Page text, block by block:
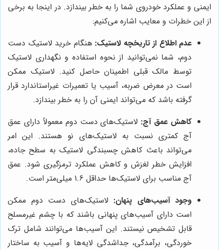
ایمنی و عملکرد خودروی شما را به خطر بیندازد. در اینجا به برخی
از این خطرات و معایب اشاره می‌کنیم:
عدم اطلاع از تاریخچه لاستیک: هنگام خرید لاستیک دست
دوم، شما نمی‌توانید از نحوه استفاده و نگهداری لاستیک
توسط مالک قبلی اطمینان حاصل کنید. لاستیک ممکن
است در معرض ضربه، آسیب یا تعمیرات غیراستاندارد قرار
گرفته باشد که می‌تواند ایمنی آن را به خطر بیندازد.
کاهش عمق آج: لاستیک‌های دست دوم معمولاً دارای عمق
آج کمتری نسبت به لاستیک‌های نو هستند. این امر
می‌تواند باعث کاهش چسبندگی لاستیک به سطح جاده،
افزایش خطر لغزش و کاهش عملکرد ترمزگیری شود. عمق
آج مناسب برای لاستیک‌ها حداقل 1.6 میلی‌متر است.
وجود آسیب‌های پنهان: لاستیک‌های دست دوم ممکن
است دارای آسیب‌های پنهانی باشند که با چشم غیرمسلح
قابل تشخیص نیستند. این آسیب‌ها می‌توانند شامل ترک
خوردگی، برآمدگی، جداشدگی لایه‌ها و آسیب به ساختار